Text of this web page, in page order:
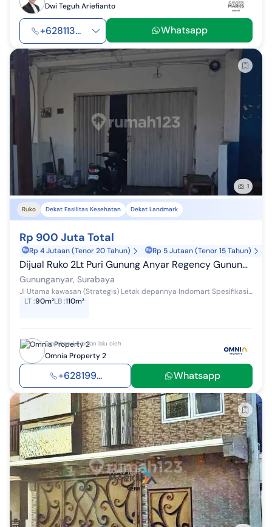
Dwi Teguh Ariefianto
+628113... Whatsapp
1
Ruko Dekat Fasilitas Kesehatan Dekat Landmark
Rp 900 Juta Total
Rp 4 Jutaan (Tenor 20 Tahun) Rp 5 Jutaan (Tenor 15 Tahun)
Dijual Ruko 2Lt Puri Gunung Anyar Regency Gunung Anyar Tambak Surabaya
Gununganyar, Surabaya
Jl Utama kawasan (Strategis) Letak depannya Indomart Spesifikasi: LT. : 90 ( 4,5x20) LB. : +/- 110m2 (2Lt 4,5x11) Carport : full paving Hadap....
LT:90m²LB:110m²
Diperbarui 3 bulan lalu oleh
Omnia Property 2
+628199... Whatsapp